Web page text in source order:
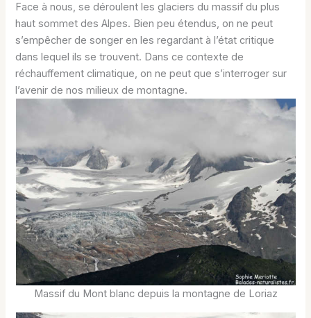
Face à nous, se déroulent les glaciers du massif du plus
haut sommet des Alpes. Bien peu étendus, on ne peut
s’empêcher de songer en les regardant à l’état critique
dans lequel ils se trouvent. Dans ce contexte de
réchauffement climatique, on ne peut que s’interroger sur
l’avenir de nos milieux de montagne.
Massif du Mont blanc depuis la montagne de Loriaz